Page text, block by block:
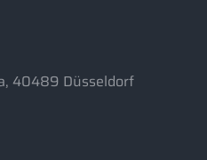
40489 Düsseldorf